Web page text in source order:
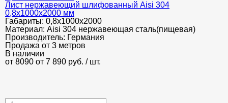
Лист нержавеющий шлифованный Aisi 304
0,8х1000х2000 мм
Габариты: 0,8х1000х2000
Материал: Aisi 304 нержавеющая сталь(пищевая)
Производитель: Германия
Продажа от 3 метров
В наличии
от 8090 от 7 890 руб. / шт.